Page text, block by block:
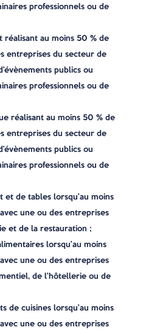
professionnels ou de
au moins 50 % de
entreprises du secteur de
publics ou
professionnels ou de
réalisant au moins 50 % de
entreprises du secteur de
publics ou
professionnels ou de
de tables lorsqu’au moins
une ou des entreprises
et de la restauration ;
lorsqu’au moins
une ou des entreprises
de l’hôtellerie ou de
de cuisines lorsqu’au moins
une ou des entreprises